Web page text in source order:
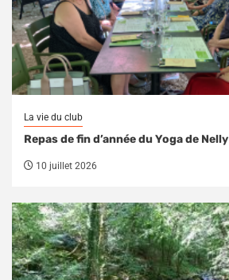
La vie du club
Repas de fin d’année du Yoga de Nelly
10 juillet 2026